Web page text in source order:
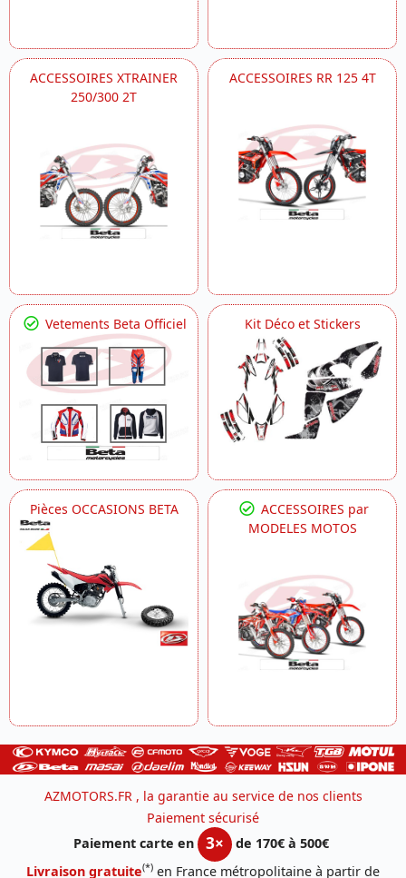
ACCESSOIRES XTRAINER
250/300 2T
ACCESSOIRES RR 125 4T
Vetements Beta Officiel Kit Déco et Stickers
Pièces OCCASIONS BETA
ACCESSOIRES par
MODELES MOTOS
AZMOTORS.FR , la garantie au service de nos clients
Paiement sécurisé
Paiement carte en
3×
de 170€ à 500€
Livraison gratuite(*) en France métropolitaine à partir de